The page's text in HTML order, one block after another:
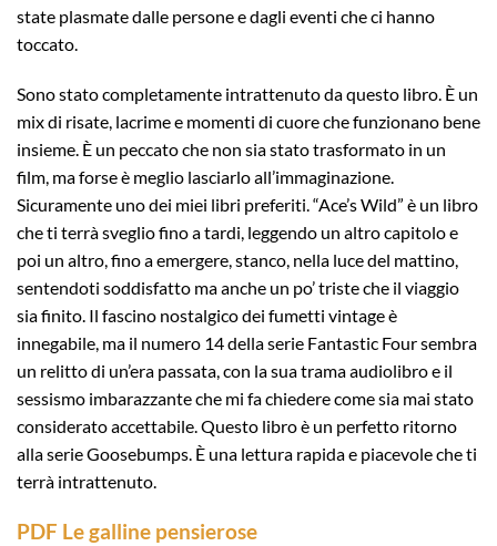
state plasmate dalle persone e dagli eventi che ci hanno
toccato.
Sono stato completamente intrattenuto da questo libro. È un
mix di risate, lacrime e momenti di cuore che funzionano bene
insieme. È un peccato che non sia stato trasformato in un
film, ma forse è meglio lasciarlo all’immaginazione.
Sicuramente uno dei miei libri preferiti. “Ace’s Wild” è un libro
che ti terrà sveglio fino a tardi, leggendo un altro capitolo e
poi un altro, fino a emergere, stanco, nella luce del mattino,
sentendoti soddisfatto ma anche un po’ triste che il viaggio
sia finito. Il fascino nostalgico dei fumetti vintage è
innegabile, ma il numero 14 della serie Fantastic Four sembra
un relitto di un’era passata, con la sua trama audiolibro e il
sessismo imbarazzante che mi fa chiedere come sia mai stato
considerato accettabile. Questo libro è un perfetto ritorno
alla serie Goosebumps. È una lettura rapida e piacevole che ti
terrà intrattenuto.
PDF Le galline pensierose